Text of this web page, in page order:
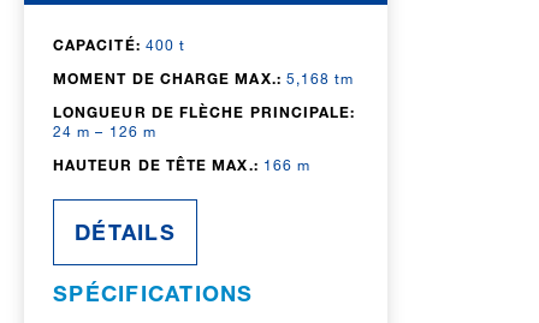
CAPACITÉ: 400 t
MOMENT DE CHARGE MAX.: 5,168 tm
LONGUEUR DE FLÈCHE PRINCIPALE:
24 m – 126 m
HAUTEUR DE TÊTE MAX.: 166 m
DÉTAILS
SPÉCIFICATIONS